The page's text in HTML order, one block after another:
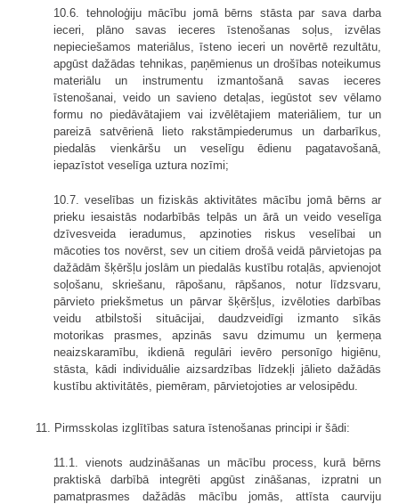
10.6. tehnoloģiju mācību jomā bērns stāsta par sava darba
ieceri, plāno savas ieceres īstenošanas soļus, izvēlas
nepieciešamos materiālus, īsteno ieceri un novērtē rezultātu,
apgūst dažādas tehnikas, paņēmienus un drošības noteikumus
materiālu un instrumentu izmantošanā savas ieceres
īstenošanai, veido un savieno detaļas, iegūstot sev vēlamo
formu no piedāvātajiem vai izvēlētajiem materiāliem, tur un
pareizā satvērienā lieto rakstāmpiederumus un darbarīkus,
piedalās vienkāršu un veselīgu ēdienu pagatavošanā,
iepazīstot veselīga uztura nozīmi;
10.7. veselības un fiziskās aktivitātes mācību jomā bērns ar
prieku iesaistās nodarbībās telpās un ārā un veido veselīga
dzīvesveida ieradumus, apzinoties riskus veselībai un
mācoties tos novērst, sev un citiem drošā veidā pārvietojas pa
dažādām šķēršļu joslām un piedalās kustību rotaļās, apvienojot
soļošanu, skriešanu, rāpošanu, rāpšanos, notur līdzsvaru,
pārvieto priekšmetus un pārvar šķēršļus, izvēloties darbības
veidu atbilstoši situācijai, daudzveidīgi izmanto sīkās
motorikas prasmes, apzinās savu dzimumu un ķermeņa
neaizskaramību, ikdienā regulāri ievēro personīgo higiēnu,
stāsta, kādi individuālie aizsardzības līdzekļi jālieto dažādās
kustību aktivitātēs, piemēram, pārvietojoties ar velosipēdu.
11. Pirmsskolas izglītības satura īstenošanas principi ir šādi:
11.1. vienots audzināšanas un mācību process, kurā bērns
praktiskā darbībā integrēti apgūst zināšanas, izpratni un
pamatprasmes dažādās mācību jomās, attīsta caurviju